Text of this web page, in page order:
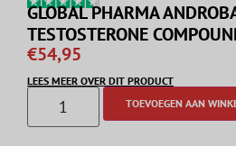
GLOBAL PHARMA
TESTOSTERONE
€54,95
LEES MEER OVER DIT PRODUCT
TOEVOEGEN AAN